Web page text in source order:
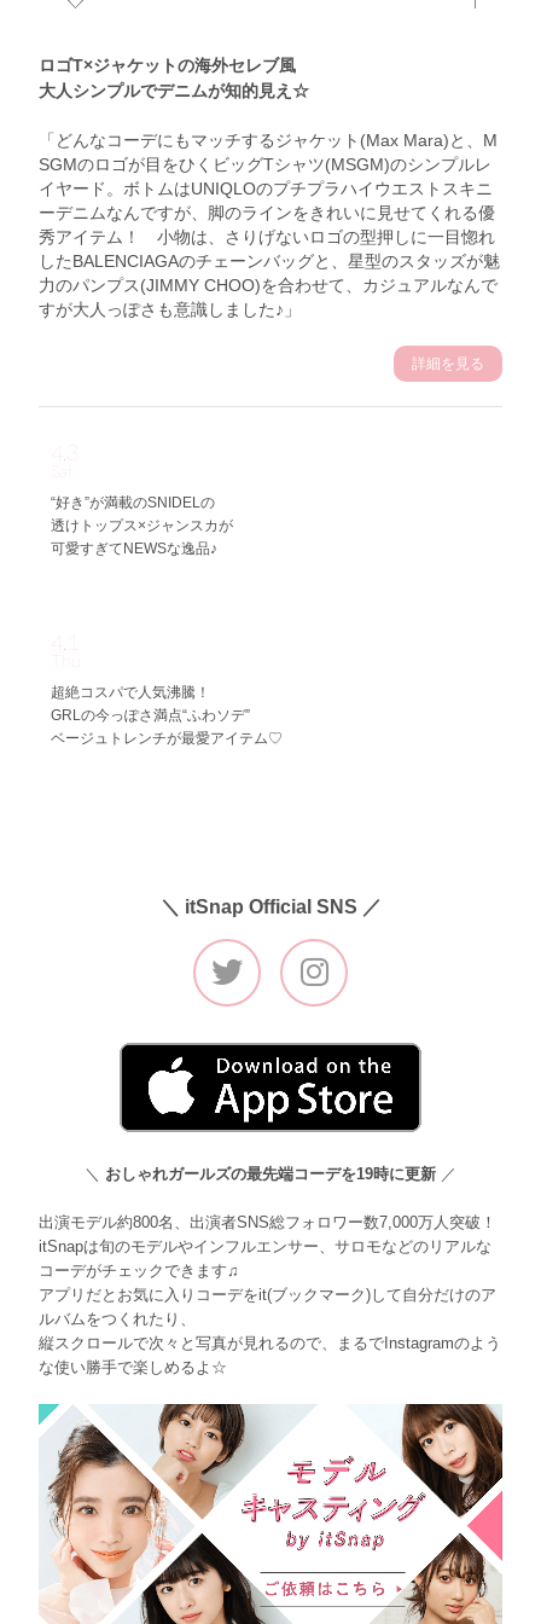
ロゴT×ジャケットの海外セレブ風
大人シンプルでデニムが知的見え☆
「どんなコーデにもマッチするジャケット(Max Mara)と、M
SGMのロゴが目をひくビッグTシャツ(MSGM)のシンプルレ
イヤード。ボトムはUNIQLOのプチプラハイウエストスキニ
ーデニムなんですが、脚のラインをきれいに見せてくれる優
秀アイテム！ 小物は、さりげないロゴの型押しに一目惚れ
したBALENCIAGAのチェーンバッグと、星型のスタッズが魅
力のパンプス(JIMMY CHOO)を合わせて、カジュアルなんで
すが大人っぽさも意識しました♪」
詳細を見る
4.3
“好き”が満載のSNIDELの
透けトップス×ジャンスカが
可愛すぎてNEWSな逸品♪
4.1
超絶コスパで人気沸騰！
GRLの今っぽさ満点“ふわソデ”
ベージュトレンチが最愛アイテム♡
＼ itSnap Official SNS ／
＼ おしゃれガールズの最先端コーデを19時に更新 ／
出演モデル約800名、出演者SNS総フォロワー数7,000万人突破！
itSnapは旬のモデルやインフルエンサー、サロモなどのリアルな
コーデがチェックできます♫
アプリだとお気に入りコーデをit(ブックマーク)して自分だけのア
ルバムをつくれたり、
縦スクロールで次々と写真が見れるので、まるでInstagramのよう
な使い勝手で楽しめるよ☆